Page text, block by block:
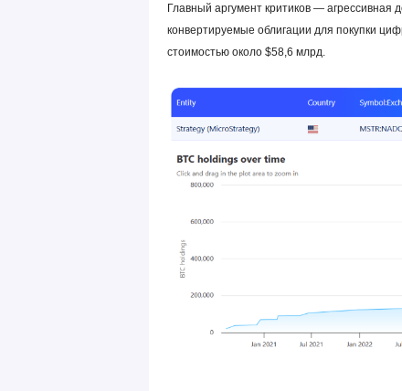
Главный аргумент критиков — агрессивная
конвертируемые облигации для покупки
стоимостью около $58,6 млрд.